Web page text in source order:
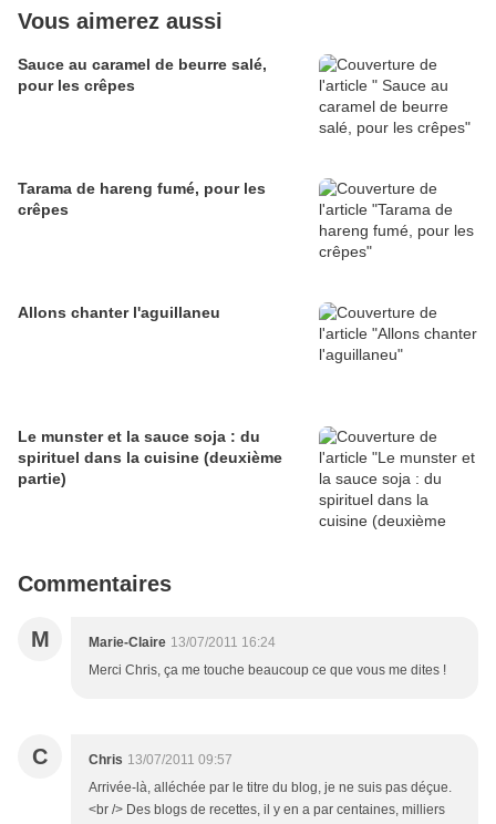
Vous aimerez aussi
Sauce au caramel de beurre salé,
pour les crêpes
Tarama de hareng fumé, pour les
crêpes
Allons chanter l'aguillaneu
Le munster et la sauce soja : du
spirituel dans la cuisine (deuxième
partie)
Commentaires
M Marie-Claire 13/07/2011 16:24
Merci Chris, ça me touche beaucoup ce que vous me dites !
C Chris 13/07/2011 09:57
Arrivée-là, alléchée par le titre du blog, je ne suis pas déçue.
<br /> Des blogs de recettes, il y en a par centaines, milliers